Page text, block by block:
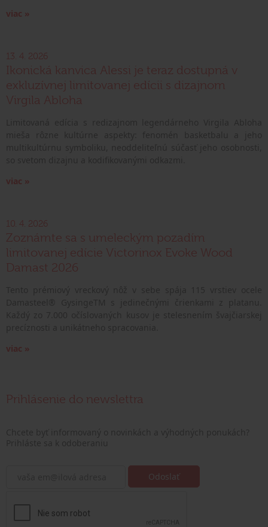
viac »
13. 4. 2026
Ikonická kanvica Alessi je teraz dostupná v
exkluzívnej limitovanej edícii s dizajnom
Virgila Abloha
viac »
10. 4. 2026
Zoznámte sa s umeleckým pozadím
limitovanej edície Victorinox Evoke Wood
Damast 2026
viac »
Prihlásenie do newslettra